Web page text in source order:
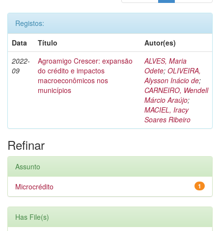
Registos:
Data
Título
Autor(es)
2022-
09
Agroamigo Crescer: expansão
do crédito e impactos
macroeconômicos nos
municípios
ALVES, Maria
Odete; OLIVEIRA,
Alysson Inácio de;
CARNEIRO, Wendell
Márcio Araújo;
MACIEL, Iracy
Soares Ribeiro
Refinar
Assunto
1
Microcrédito
Has File(s)